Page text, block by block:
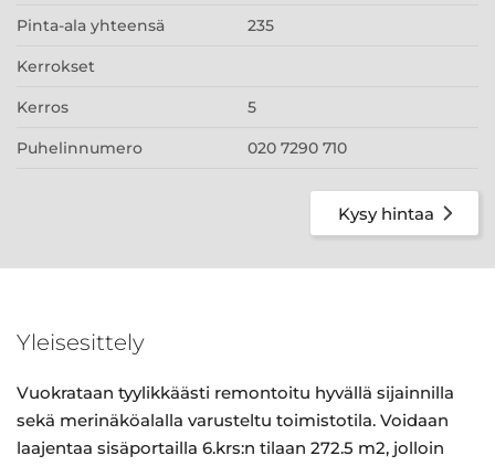
Pinta-ala yhteensä 235
Kerrokset
Kerros 5
Puhelinnumero 020 7290 710
Kysy hintaa
Yleisesittely
Vuokrataan tyylikkäästi remontoitu hyvällä sijainnilla
sekä merinäköalalla varusteltu toimistotila. Voidaan
laajentaa sisäportailla 6.krs:n tilaan 272.5 m2, jolloin